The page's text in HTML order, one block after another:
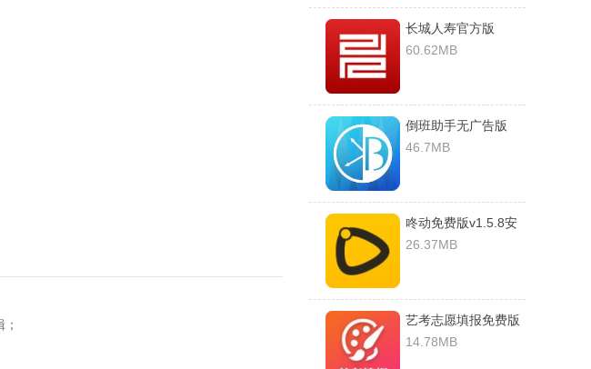
长城人寿官方版
v1.3.8安卓版
60.62MB
倒班助手无广告版
v4.4.1安卓版
46.7MB
咚动免费版v1.5.8安
卓版
26.37MB
艺考志愿填报免费版
v1.0.22破解版
14.78MB